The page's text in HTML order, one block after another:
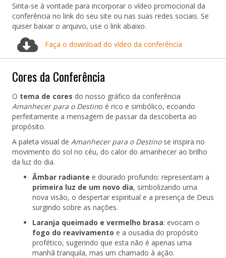
Sinta-se à vontade para incorporar o vídeo promocional da
conferência no link do seu site ou nas suas redes sociais. Se
quiser baixar o arquivo, use o link abaixo.
Faça o download do vídeo da conferência
Cores da Conferência
O tema de cores do nosso gráfico da conferência
Amanhecer para o Destino é rico e simbólico, ecoando
perfeitamente a mensagem de passar da descoberta ao
propósito.
A paleta visual de Amanhecer para o Destinose inspira no
movimento do sol no céu, do calor do amanhecer ao brilho
da luz do dia.
Âmbar radiante e dourado profundo: representam a
primeira luz de um novo dia, simbolizando uma
nova visão, o despertar espiritual e a presença de Deus
surgindo sobre as nações.
Laranja queimado e vermelho brasa: evocam o
fogo do reavivamento e a ousadia do propósito
profético, sugerindo que esta não é apenas uma
manhã tranquila, mas um chamado à ação.